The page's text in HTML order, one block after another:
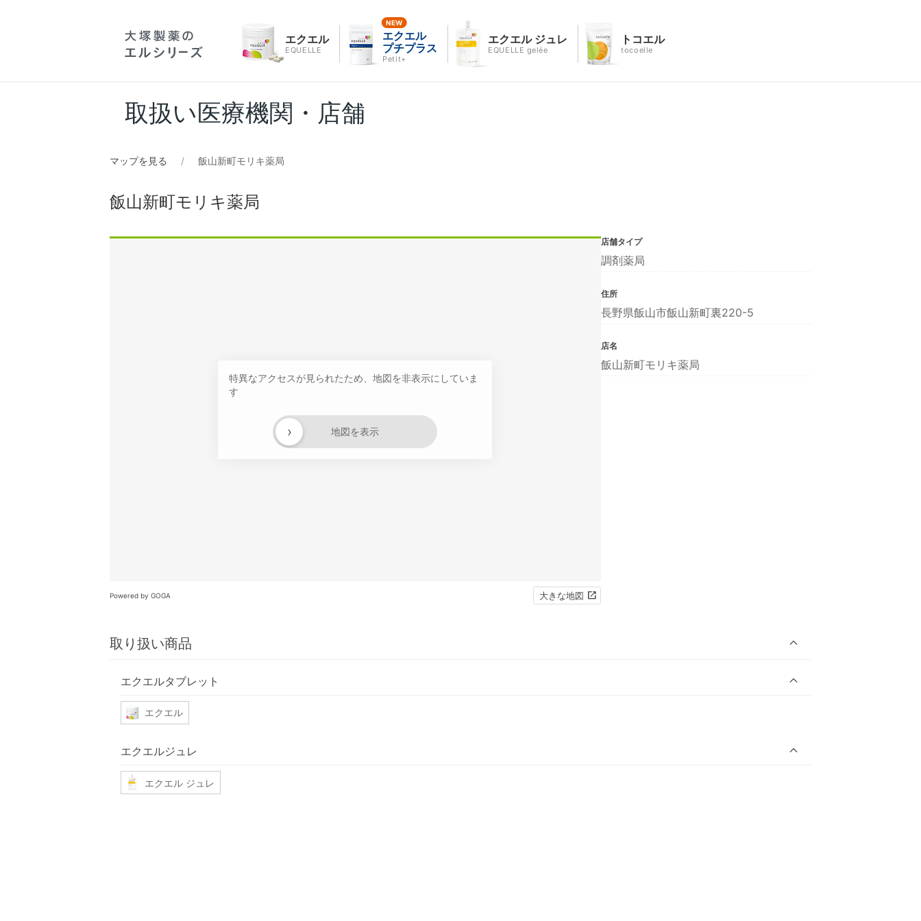
エクエル
EQUELLE
エクエル
プチプラス
Petit+
エクエル ジュレ
EQUELLE gelée
トコエル
tocoelle
取扱い医療機関・店舗
マップを見る 飯山新町モリキ薬局
飯山新町モリキ薬局
特異なアクセスが見られたため、地図を非表示にしていま
す
地図を表示
›
Powered by GOGA 大きな地図
取り扱い商品
エクエルタブレット
エクエル
エクエルジュレ
エクエル ジュレ
店舗タイプ
調剤薬局
住所
長野県飯山市飯山新町裏220-5
店名
飯山新町モリキ薬局